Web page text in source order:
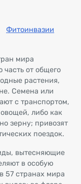
Фитоинвазии
мира
часть от общего
растения,
Семена или
с транспортом,
либо как
зерну; привозят
поездок.
вытесняющие
в особую
57 странах мира